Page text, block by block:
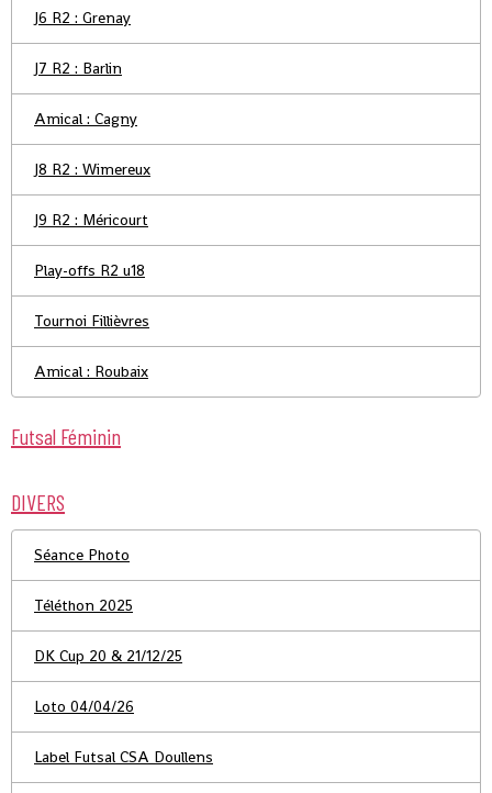
J6 R2 : Grenay
J7 R2 : Barlin
Amical : Cagny
J8 R2 : Wimereux
J9 R2 : Méricourt
Play-offs R2 u18
Tournoi Fillièvres
Amical : Roubaix
Futsal Féminin
DIVERS
Séance Photo
Téléthon 2025
DK Cup 20 & 21/12/25
Loto 04/04/26
Label Futsal CSA Doullens